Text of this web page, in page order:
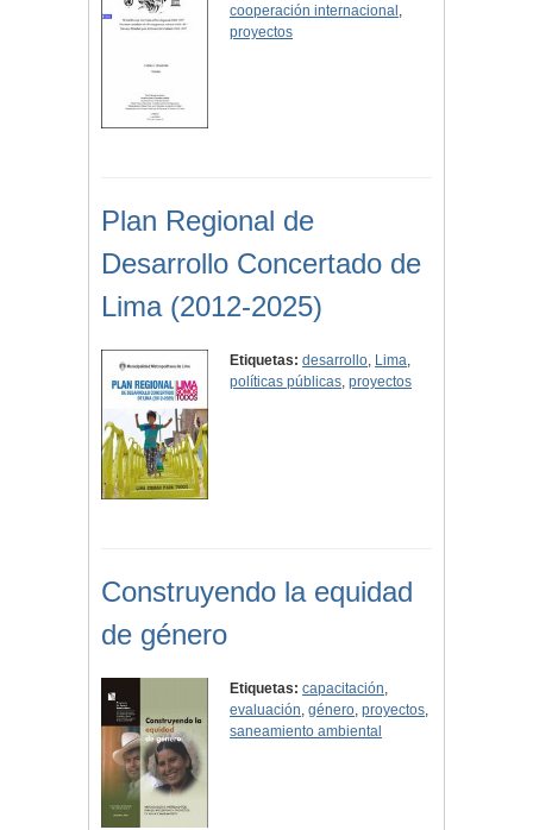
cooperación internacional ,
proyectos
Plan Regional de
Desarrollo Concertado de
Lima (2012-2025)
Etiquetas: desarrollo, Lima,
políticas públicas,proyectos
Construyendo la equidad
de género
Etiquetas: capacitación,
evaluación,género,proyectos,
saneamiento ambiental